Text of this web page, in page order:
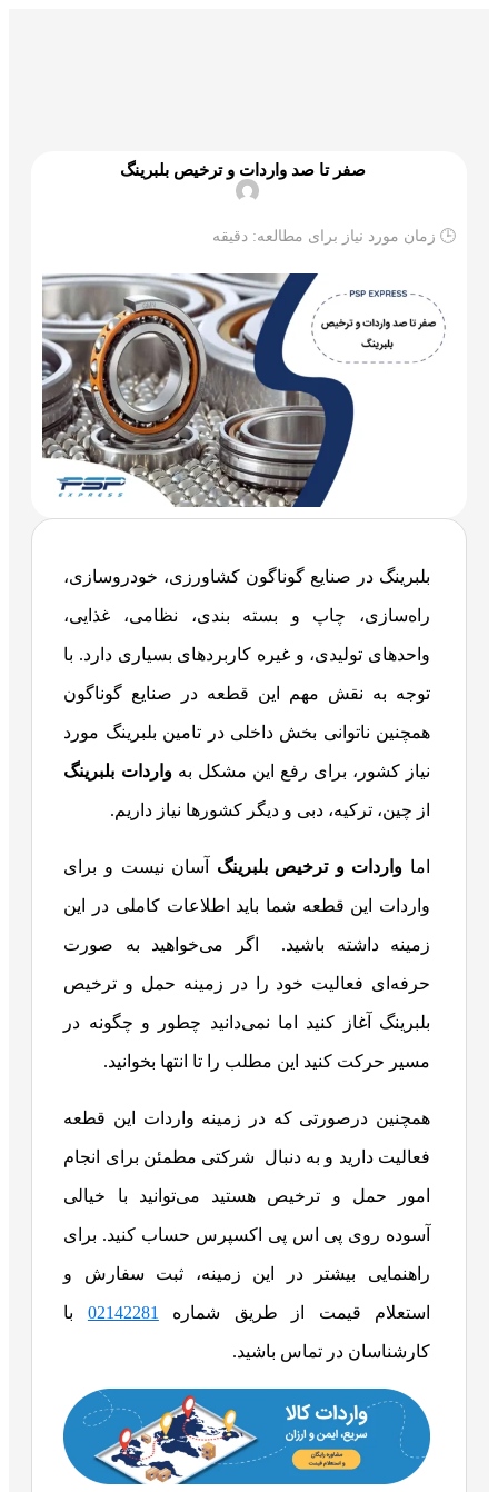
صفر تا صد واردات و ترخیص بلبرینگ
🕒 زمان مورد نیاز برای مطالعه: دقیقه
بلبرینگ در صنایع گوناگون کشاورزی، خودروسازی،
راه‌سازی، چاپ و بسته بندی، نظامی، غذایی،
واحدهای تولیدی، و غیره کاربردهای بسیاری دارد. با
توجه به نقش مهم این قطعه در صنایع گوناگون
همچنین ناتوانی بخش داخلی در تامین بلبرینگ مورد
نیاز کشور، برای رفع این مشکل بهواردات بلبرینگ
از چین، ترکیه، دبی و دیگر کشورها نیاز داریم.
اما واردات و ترخیص بلبرینگ آسان نیست و برای
واردات این قطعه شما باید اطلاعات کاملی در این
زمینه داشته باشید. اگر می‌خواهید به صورت
حرفه‌ای فعالیت خود را در زمینه حمل و ترخیص
بلبرینگ آغاز کنید اما نمی‌دانید چطور و چگونه در
مسیر حرکت کنید این مطلب را تا انتها بخوانید.
همچنین درصورتی که در زمینه واردات این قطعه
فعالیت دارید و به دنبال شرکتی مطمئن برای انجام
امور حمل و ترخیص هستید می‌توانید با خیالی
آسوده روی پی اس پی اکسپرس حساب کنید. برای
راهنمایی بیشتر در این زمینه، ثبت سفارش و
استعلام قیمت از طریق شماره 02142281 با
کارشناسان در تماس باشید.